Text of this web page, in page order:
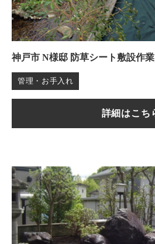
神戸市 N様邸 防草シート敷設作業
管理・お手入れ
詳細はこち